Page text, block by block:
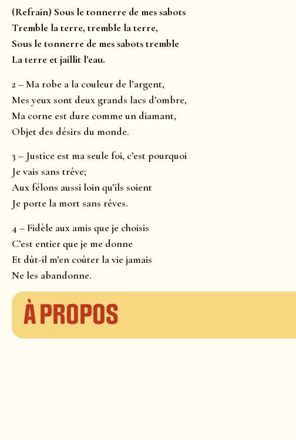
(Refrain) Sous le tonnerre de mes sabots
Tremble la terre, tremble la terre,
Sous le tonnerre de mes sabots tremble
La terre et jaillit l’eau.
2 – Ma robe a la couleur de l’argent,
Mes yeux sont deux grands lacs d’ombre,
Ma corne est dure comme un diamant,
Objet des désirs du monde.
3 – Justice est ma seule foi, c’est pourquoi
Je vais sans trêve;
Aux félons aussi loin qu’ils soient
Je porte la mort sans rêves.
4 – Fidèle aux amis que je choisis
C’est entier que je me donne
Et dût-il m’en coûter la vie jamais
Ne les abandonne.
À propos